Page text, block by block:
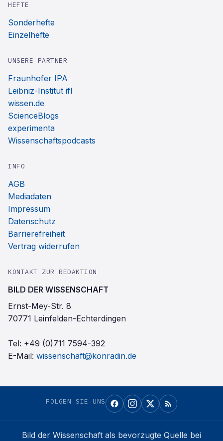
HEFTE
Sonderhefte
Einzelhefte
UNSERE PARTNER
Fraunhofer IPA
Leibniz-Institut ifl
wissen.de
ScienceBlogs
experimenta
Wissenschaftspodcasts
INFO
AGB
Mediadaten
Impressum
Datenschutz
Barrierefreiheit
Vertrag widerrufen
KONTAKT ZUR REDAKTION
BILD DER WISSENSCHAFT
Ernst-Mey-Str. 8
70771 Leinfelden-Echterdingen
Tel: +49 (0)711 7594-392
E-Mail: wissenschaft@konradin.de
FOLGEN SIE UNS
Bild der Wissenschaft als bevorzugte Quelle bei